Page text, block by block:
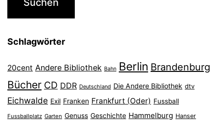
Schlagwörter
20cent Andere Bibliothek Bahn Berlin Brandenburg
Bücher CD DDR Deutschland Die Andere Bibliothek dtv
Eichwalde Exil Franken Frankfurt (Oder) Fussball
Fussballplatz Garten Genuss Geschichte Hammelburg Hanser